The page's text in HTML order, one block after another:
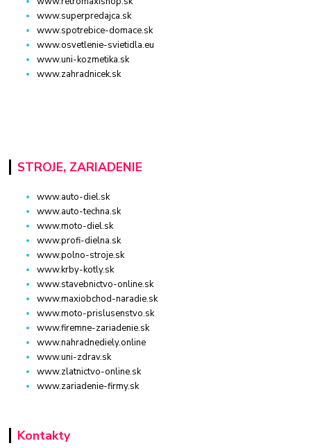
www.superpredajca.sk
www.spotrebice-domace.sk
www.osvetlenie-svietidla.eu
www.uni-kozmetika.sk
www.zahradnicek.sk
STROJE, ZARIADENIE
www.auto-diel.sk
www.auto-techna.sk
www.moto-diel.sk
www.profi-dielna.sk
www.polno-stroje.sk
www.krby-kotly.sk
www.stavebnictvo-online.sk
www.maxiobchod-naradie.sk
www.moto-prislusenstvo.sk
www.firemne-zariadenie.sk
www.nahradnediely.online
www.uni-zdrav.sk
www.zlatnictvo-online.sk
www.zariadenie-firmy.sk
Kontakty